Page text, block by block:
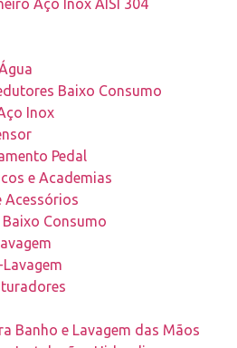
Aço Inox AISI 304
Baixo Consumo
Inox
Pedal
e Academias
Acessórios
Consumo
Banho e Lavagem das Mãos